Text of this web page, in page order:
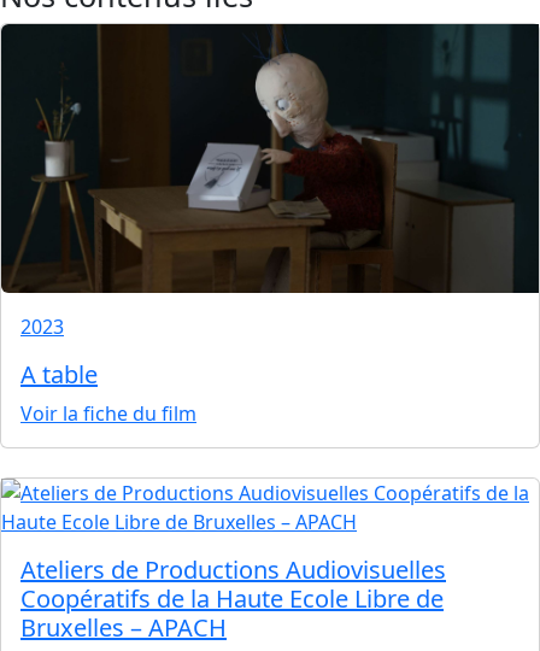
2023
A table
Voir la fiche du film
Ateliers de Productions Audiovisuelles
Coopératifs de la Haute Ecole Libre de
Bruxelles – APACH